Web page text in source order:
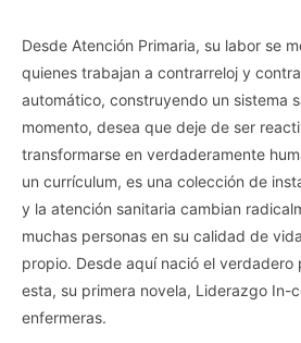
Desde Atención Primaria, su labor se
quienes trabajan a contrarreloj y
automático, construyendo un sistema
momento, desea que deje de ser
transformarse en verdaderamente
un currículum, es una colección de
y la atención sanitaria cambian
muchas personas en su calidad de
propio. Desde aquí nació el
esta, su primera novela, Liderazgo In-
enfermeras.